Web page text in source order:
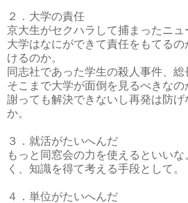
２．大学の責任
京大生がセクハラして捕まったニ
大学はなにができて責任をもてる
けるのか。
同志社であった学生の殺人事件、総
そこまで大学が面倒を見るべきな
謝っても解決できないし再発は防げ
か。
３．就活がたいへんだ
もっと同窓会の力を使えるといい
く、知識を得て考える手段として。
４．単位がたいへんだ